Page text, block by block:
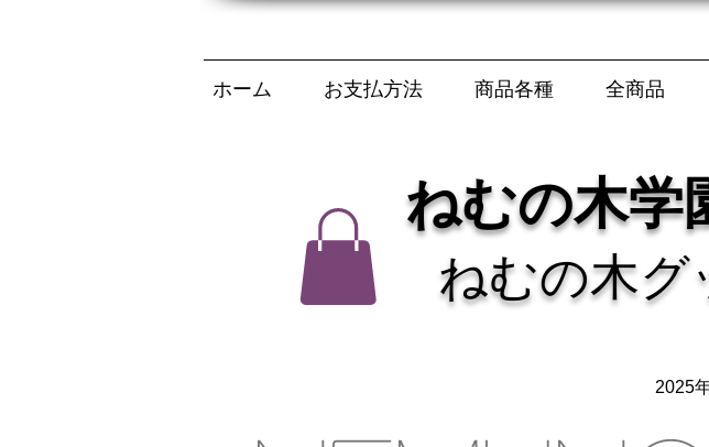
ホーム お支払方法 商品各種 全商品
ねむの木学
ねむの木グ
2025